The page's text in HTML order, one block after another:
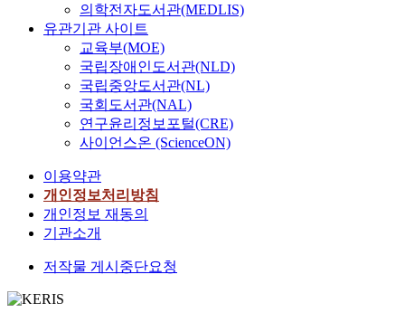
의학전자도서관(MEDLIS)
유관기관 사이트
교육부(MOE)
국립장애인도서관(NLD)
국립중앙도서관(NL)
국회도서관(NAL)
연구윤리정보포털(CRE)
사이언스온 (ScienceON)
이용약관
개인정보처리방침
개인정보 재동의
기관소개
저작물 게시중단요청